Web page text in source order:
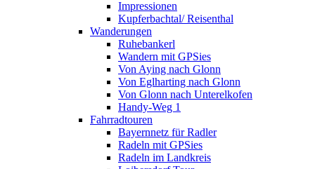
Impressionen
Kupferbachtal/ Reisenthal
Wanderungen
Ruhebankerl
Wandern mit GPSies
Von Aying nach Glonn
Von Eglharting nach Glonn
Von Glonn nach Unterelkofen
Handy-Weg 1
Fahrradtouren
Bayernnetz für Radler
Radeln mit GPSies
Radeln im Landkreis